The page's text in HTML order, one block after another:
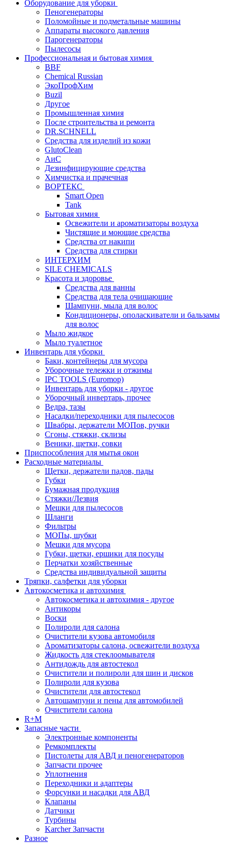
Оборудование для уборки
Пеногенераторы
Поломойные и подметальные машины
Аппараты высокого давления
Парогенераторы
Пылесосы
Профессиональная и бытовая химия
BBF
Chemical Russian
ЭкоПрофХим
Buzil
Другое
Промышленная химия
После строительства и ремонта
DR.SCHNELL
Средства для изделий из кожи
GlutoClean
АиС
Дезинфицирующие средства
Химчистка и прачечная
ВОРТЕКС
Smart Open
Tank
Бытовая химия
Освежители и ароматизаторы воздуха
Чистящие и моющие средства
Средства от накипи
Средства для стирки
ИНТЕРХИМ
SILE CHEMICALS
Красота и здоровье
Средства для ванны
Средства для тела очищающие
Шампуни, мыла для волос
Кондиционеры, ополаскиватели и бальзамы
для волос
Мыло жидкое
Мыло туалетное
Инвентарь для уборки
Баки, контейнеры для мусора
Уборочные тележки и отжимы
IPC TOOLS (Euromop)
Инвентарь для уборки - другое
Уборочный инвертарь, прочее
Ведра, тазы
Насадки/переходники для пылесосов
Швабры, держатели МОПов, ручки
Сгоны, стяжки, склизы
Веники, щетки, совки
Приспособления для мытья окон
Расходные материалы
Щетки, держатели падов, пады
Губки
Бумажная продукция
Стяжки/Лезвия
Мешки для пылесосов
Шланги
Фильтры
МОПы, шубки
Мешки для мусора
Губки, щетки, ершики для посуды
Перчатки хозяйственные
Средства индивидуальной защиты
Тряпки, салфетки для уборки
Автокосметика и автохимия
Автокосметика и автохимия - другое
Антикоры
Воски
Полироли для салона
Очистители кузова автомобиля
Ароматизаторы салона, освежители воздуха
Жидкость для стеклоомывателя
Антидождь для автостекол
Очистители и полироли для шин и дисков
Полироли для кузова
Очистители для автостекол
Автошампуни и пены для автомобилей
Очистители салона
R+M
Запасные части
Электронные компоненты
Ремкомплекты
Пистолеты для АВД и пеногенераторов
Запчасти прочее
Уплотнения
Переходники и адаптеры
Форсунки и насадки для АВД
Клапаны
Датчики
Турбины
Karcher Запчасти
Разное